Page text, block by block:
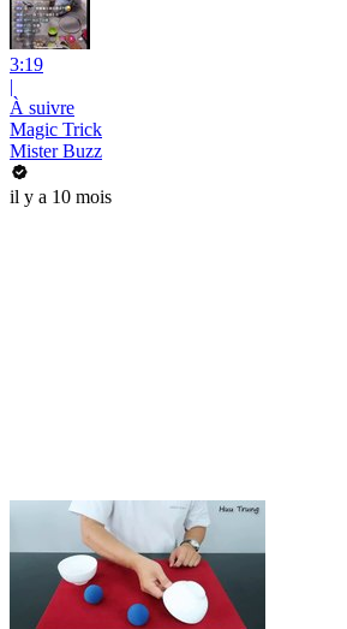
3:19
|
À suivre
Magic Trick
Mister Buzz
il y a 10 mois